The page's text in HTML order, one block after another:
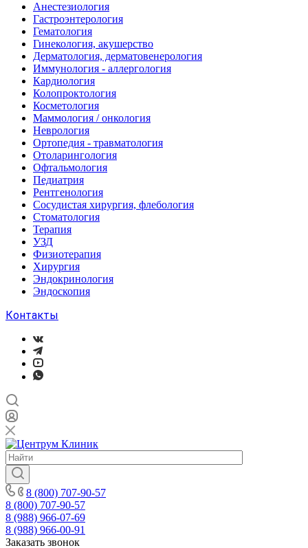
Анестезиология
Гастроэнтерология
Гематология
Гинекология, акушерство
Дерматология, дерматовенерология
Иммунология - аллергология
Кардиология
Колопроктология
Косметология
Маммология / онкология
Неврология
Ортопедия - травматология
Отоларингология
Офтальмология
Педиатрия
Рентгенология
Сосудистая хирургия, флебология
Стоматология
Терапия
УЗД
Физиотерапия
Хирургия
Эндокринология
Эндоскопия
Контакты
8 (800) 707-90-57
8 (800) 707-90-57
8 (988) 966-07-69
8 (988) 966-00-91
Заказать звонок